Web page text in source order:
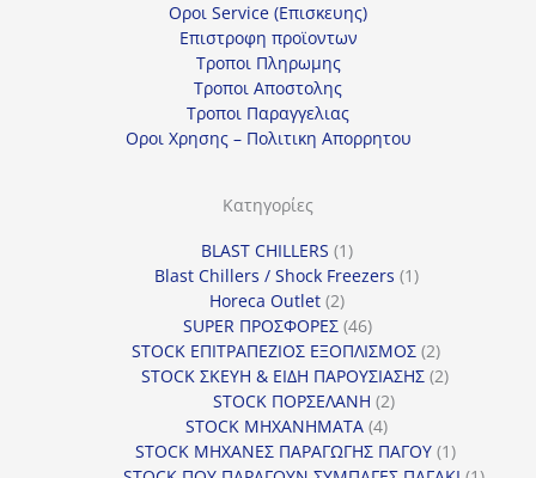
Οροι Service (Επισκευης)
Επιστροφη προϊοντων
Τροποι Πληρωμης
Τροποι Αποστολης
Τροποι Παραγγελιας
Οροι Χρησης – Πολιτικη Απορρητου
Κατηγορίες
BLAST CHILLERS 11
προϊόν
Blast Chillers / Shock Freezers 11
Horeca Outlet 22
προϊόντα
SUPER ΠΡΟΣΦΟΡΕΣ 4646
προϊόντα
STOCK ΕΠΙΤΡΑΠΕΖΙΟΣ ΕΞΟΠΛΙΣΜΟΣ 22
προϊόντα
STOCK ΣΚΕΥΗ & ΕΙΔΗ ΠΑΡΟΥΣΙΑΣΗΣ 22
STOCK ΠΟΡΣΕΛΑΝΗ 22
STOCK ΜΗΧΑΝΗΜΑΤΑ 44
προϊόντα
STOCK ΜΗΧΑΝΕΣ ΠΑΡΑΓΩΓΗΣ ΠΑΓΟΥ 11